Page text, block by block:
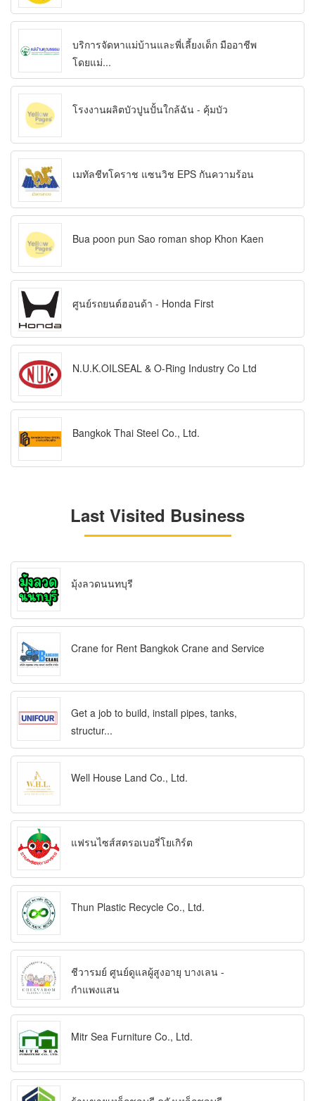
บริการจัดหาแม่บ้านและพี่เลี้ยงเด็ก มืออาชีพ
โดยแม่...
โรงงานผลิตบัวปูนปั้นใกล้ฉัน - คุ้มบัว
เมทัลชีทโคราช แซนวิช EPS กันความร้อน
Bua poon pun Sao roman shop Khon Kaen
ศูนย์รถยนต์ฮอนด้า - Honda First
N.U.K.OILSEAL & O-Ring Industry Co Ltd
Bangkok Thai Steel Co., Ltd.
Last Visited Business
มุ้งลวดนนทบุรี
Crane for Rent Bangkok Crane and Service
Get a job to build, install pipes, tanks,
structur...
Well House Land Co., Ltd.
แฟรนไซส์สตรอเบอรี่โยเกิร์ต
Thun Plastic Recycle Co., Ltd.
ชีวารมย์ ศูนย์ดูแลผู้สูงอายุ บางเลน -
กำแพงแสน
Mitr Sea Furniture Co., Ltd.